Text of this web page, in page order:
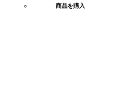
商品を購入